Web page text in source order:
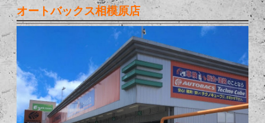
オートバックス相模原店